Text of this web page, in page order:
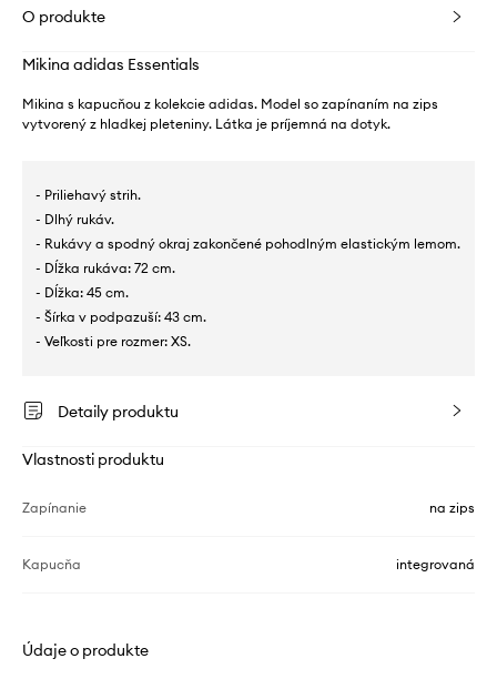
O produkte
Mikina adidas Essentials
Mikina s kapucňou z kolekcie adidas. Model so zapínaním na zips
vytvorený z hladkej pleteniny. Látka je príjemná na dotyk.
- Priliehavý strih.
- Dlhý rukáv.
- Rukávy a spodný okraj zakončené pohodlným elastickým lemom.
- Dĺžka rukáva: 72 cm.
- Dĺžka: 45 cm.
- Šírka v podpazuší: 43 cm.
- Veľkosti pre rozmer: XS.
Detaily produktu
Vlastnosti produktu
Zapínanie na zips
Kapucňa integrovaná
Údaje o produkte